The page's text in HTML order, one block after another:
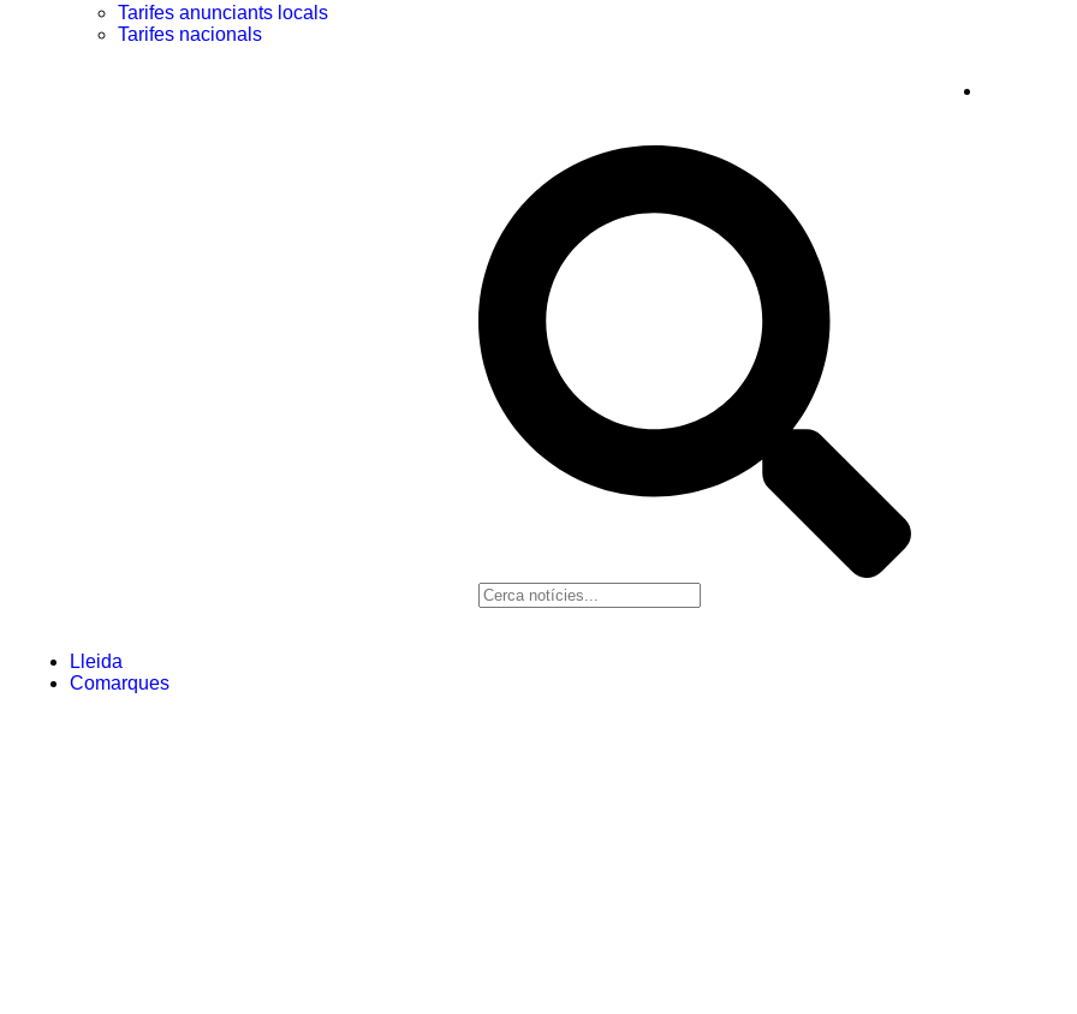
Tarifes anunciants locals
Tarifes nacionals
Lleida
Comarques